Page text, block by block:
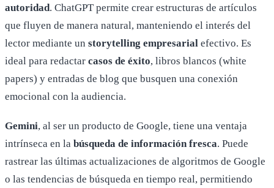
autoridad. ChatGPT permite crear estructuras de artículos
que fluyen de manera natural, manteniendo el interés del
lector mediante un storytelling empresarial efectivo. Es
ideal para redactar casos de éxito, libros blancos (white
papers) y entradas de blog que busquen una conexión
emocional con la audiencia.
Gemini, al ser un producto de Google, tiene una ventaja
intrínseca en la búsqueda de información fresca. Puede
rastrear las últimas actualizaciones de algoritmos de Google
o las tendencias de búsqueda en tiempo real, permitiendo